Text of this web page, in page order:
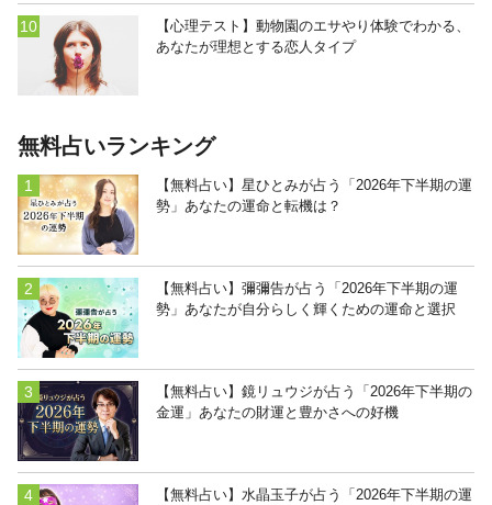
【心理テスト】動物園のエサやり体験でわかる、
あなたが理想とする恋人タイプ
無料占いランキング
【無料占い】星ひとみが占う「2026年下半期の運
勢」あなたの運命と転機は？
【無料占い】彌彌告が占う「2026年下半期の運
勢」あなたが自分らしく輝くための運命と選択
【無料占い】鏡リュウジが占う「2026年下半期の
金運」あなたの財運と豊かさへの好機
【無料占い】水晶玉子が占う「2026年下半期の運